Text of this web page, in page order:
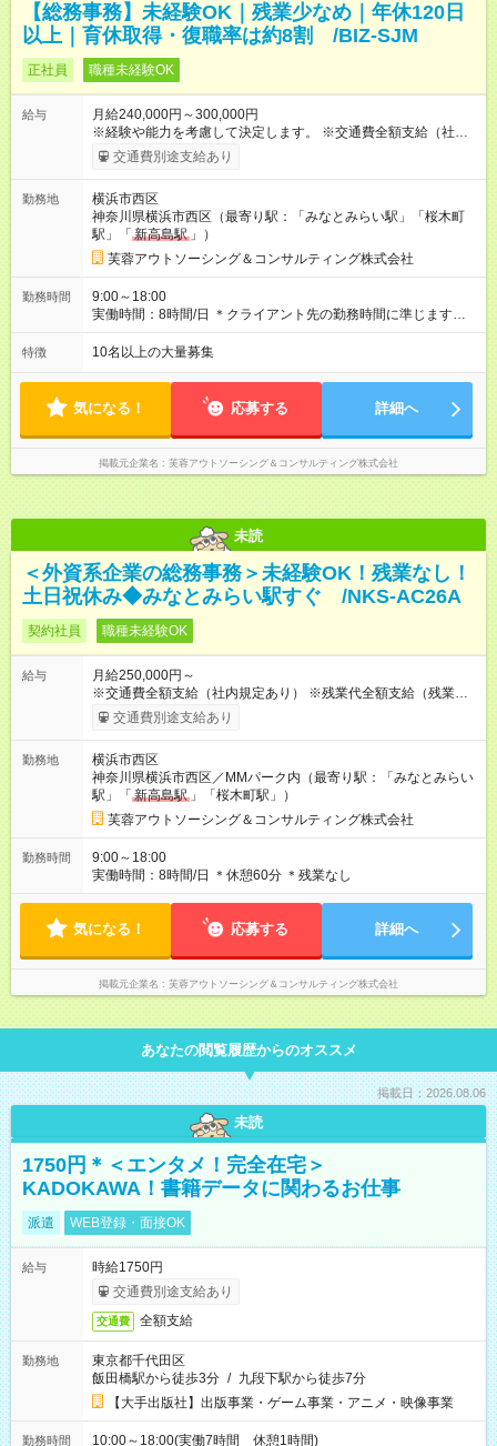
【総務事務】未経験OK｜残業少なめ｜年休120日
以上｜育休取得・復職率は約8割 /BIZ-SJM
正社員 職種未経験OK
給与
月給240,000円～300,000円
※経験や能力を考慮して決定します。 ※交通費全額支給（社内規
定あり） ※残業代全額支給（みなし残業代は含みません。残業
が発生した場合は全額支給いたします） 【試用期間】試用期間
です。
交通費別途支給あり
勤務地
横浜市西区
神奈川県横浜市西区（最寄り駅：「みなとみらい駅」「桜木町
駅」「 新高島駅 」）
芙蓉アウトソーシング＆コンサルティング株式会社
勤務時間
9:00～18:00
実働時間：8時間/日 ＊クライアント先の勤務時間に準じます。
＊平均残業時間は月10h程度と少なめ。定時退社の日も◎ 配属
先のクライアントにより異なります。
特徴 10名以上の大量募集
気になる！ 応募する 詳細へ
掲載元企業名 芙蓉アウトソーシング＆コンサルティング株式会社
未読
＜外資系企業の総務事務＞未経験OK！残業なし！
土日祝休み◆みなとみらい駅すぐ /NKS-AC26A
契約社員 職種未経験OK
給与
月給250,000円～
※交通費全額支給（社内規定あり） ※残業代全額支給（残業が発
生した場合は全額支給いたします。みなし残業代は含みませ
ん） 【試用期間】試用期間なし
交通費別途支給あり
勤務地
横浜市西区
神奈川県横浜市西区／MMパーク内（最寄り駅：「みなとみらい
駅」「 新高島駅 」「桜木町駅」）
芙蓉アウトソーシング＆コンサルティング株式会社
勤務時間
9:00～18:00
実働時間：8時間/日 ＊休憩60分 ＊残業なし
気になる！ 応募する 詳細へ
掲載元企業名 芙蓉アウトソーシング＆コンサルティング株式会社
あなたの閲覧履歴からのオススメ
掲載日：2026.08.06
未読
1750円＊＜エンタメ！完全在宅＞
KADOKAWA！書籍データに関わるお仕事
派遣 WEB登録・面接OK
給与
時給1750円
交通費別途支給あり
交通費 全額支給
勤務地
東京都千代田区
飯田橋駅から徒歩3分 / 九段下駅から徒歩7分
【大手出版社】出版事業・ゲーム事業・アニメ・映像事業
勤務時間 10:00～18:00(実働7時間 休憩1時間)